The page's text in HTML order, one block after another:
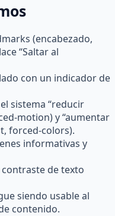
(encabezado,
“Saltar al
con un indicador de
sistema “reducir
motion) y “aumentar
forced-colors).
informativas y
de texto
siendo usable al
contenido.